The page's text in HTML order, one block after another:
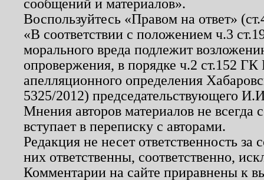
сообщений и материалов».
Воспользуйтесь «Правом на ответ»
«В соответствии с положением ч.3
морального вреда подлежит
опровержения, в порядке ч.2 ст.152
апелляционного определения
5325/2012) председательствующего
Мнения авторов материалов не
вступает в переписку с авторами.
Редакция не несет ответственность
них ответственны, соответственно,
Комментарии на сайте приравнены к